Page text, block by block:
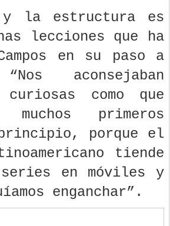
y la estructura es
lecciones que ha
en su paso a
aconsejaban
como que
muchos primeros
porque el
tiende
en móviles y
enganchar”.